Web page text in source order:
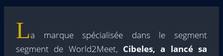
La marque spécialisée dans le segment
segment de World2Meet, Cibeles, a lancé sa